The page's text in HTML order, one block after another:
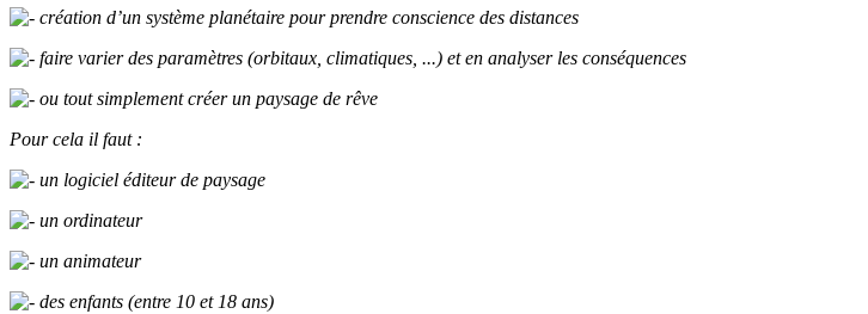
création d’un système planétaire pour prendre conscience des distances
faire varier des paramètres (orbitaux, climatiques, ...) et en analyser les conséquences
ou tout simplement créer un paysage de rêve
Pour cela il faut :
un logiciel éditeur de paysage
un ordinateur
un animateur
des enfants (entre 10 et 18 ans)